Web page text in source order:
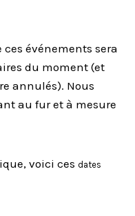
événements sera
du moment (et
annulés). Nous
au fur et à mesure
voici ces dates